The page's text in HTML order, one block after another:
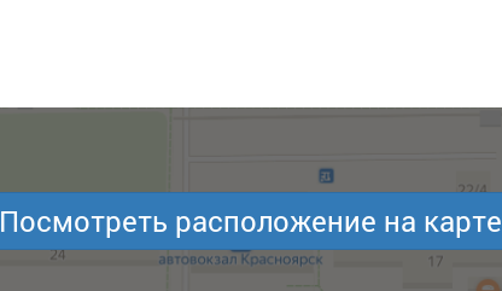
Посмотреть расположение на карте